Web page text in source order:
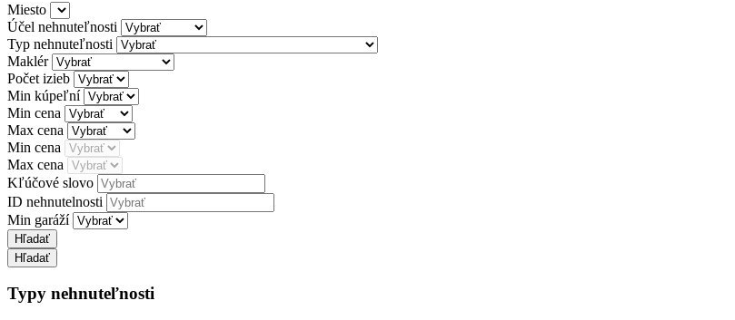
Miesto
Účel nehnuteľnosti
Typ nehnuteľnosti
Maklér
Počet izieb
Min kúpeľní
Min cena
Max cena
Min cena
Max cena
Kľúčové slovo
ID nehnutelnosti
Min garáží
Typy nehnuteľnosti